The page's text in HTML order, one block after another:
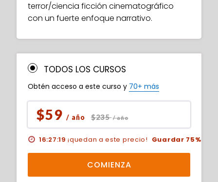
terror/ciencia ficción cinematográfico
con un fuerte enfoque narrativo.
TODOS LOS CURSOS
Obtén acceso a este curso y 70+ más
$59 / año $235/ año
16:27:18 ¡quedan a este precio! Guardar 75%
COMIENZA